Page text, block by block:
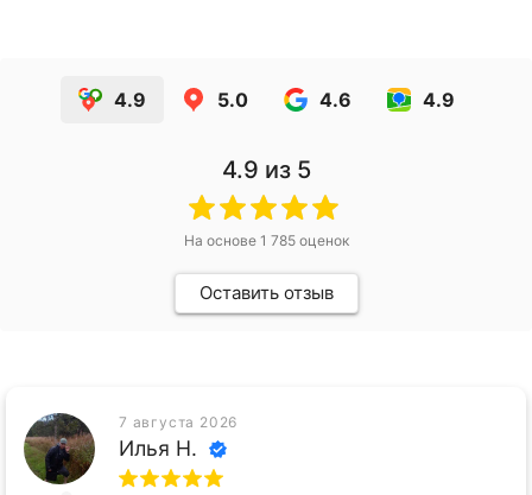
4.9 5.0 4.6 4.9
4.9 из 5
На основе 1 785оценок
Оставить отзыв
7 августа 2026
Илья Н.